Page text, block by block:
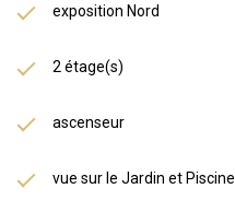
exposition Nord
2 étage(s)
ascenseur
vue sur le Jardin et Piscine